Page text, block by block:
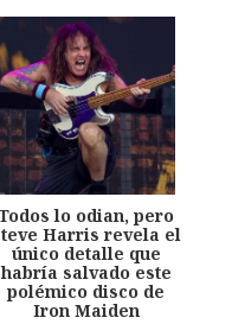
lo odian, pero
Harris revela el
único detalle que
habría salvado este
polémico disco de
Iron Maiden